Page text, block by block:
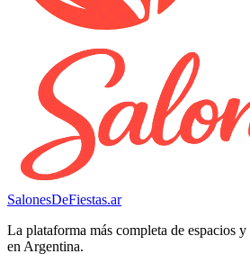
SalonesDeFiestas.ar
La plataforma más completa de espacios
en Argentina.